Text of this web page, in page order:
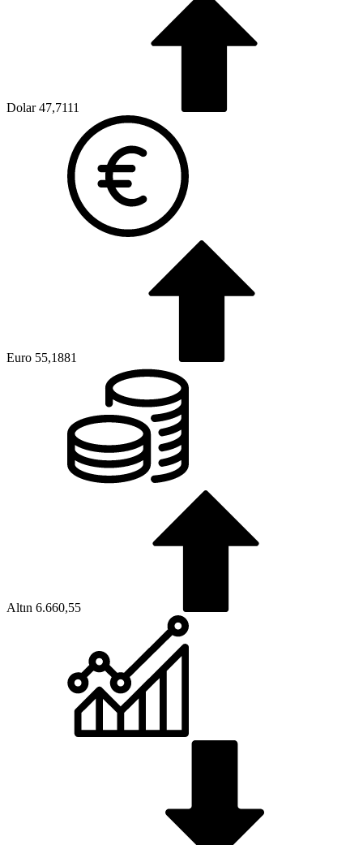
Dolar 47,7111
Euro 55,1881
Altın 6.660,55